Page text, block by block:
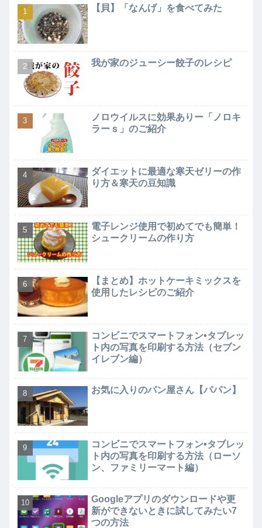
【貝】「なんげ」を食べてみた
我が家のジューシー餃子のレシピ
ノロウイルスに効果ありー「ノロキ
ラーｓ」のご紹介
ダイエットに最適な寒天ゼリーの作
り方＆寒天の豆知識
電子レンジ使用で初めてでも簡単！
シュークリームの作り方
【まとめ】ホットケーキミックスを
使用したレシピのご紹介
コンビニでスマートフォン•タブレッ
ト内の写真を印刷する方法（セブン
イレブン編）
お気に入りのパン屋さん【パパン】
コンビニでスマートフォン•タブレッ
ト内の写真を印刷する方法（ローソ
ン、ファミリーマート編）
Googleアプリのダウンロードや更
新ができないときに試してみたい7
つの方法